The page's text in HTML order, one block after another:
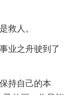
救人。
业之舟驶到了
持自己的本